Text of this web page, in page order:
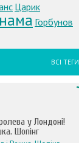
Царик
Горбунов
ВСІ ТЕГИ
у Лондоні!
Шопінг